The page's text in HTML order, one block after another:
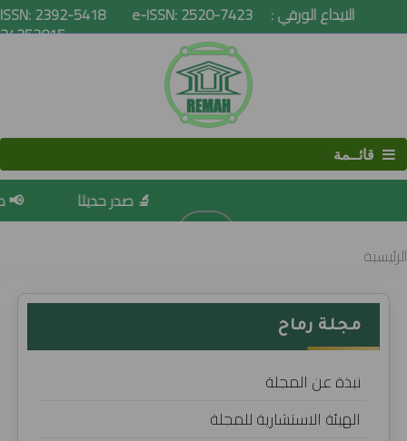
ISSN: 2392-5418 e-ISSN: 2520-7423 الايداع الورقي :
24352015
قائــمة
🔬 صدر حديثا 📢
الرئيسية
مجلة رماح
نبذة عن المجلة
الهيئة الاستشارية للمجلة